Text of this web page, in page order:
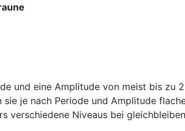
und eine Amplitude von meist bis zu
je nach Periode und Amplitude
verschiedene Niveaus bei